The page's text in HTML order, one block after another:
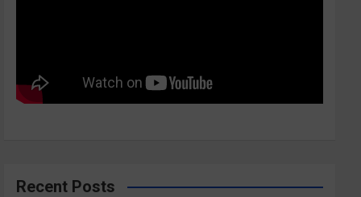
Recent Posts